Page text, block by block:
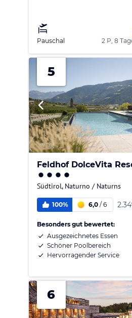
Pauschal 2 P, 8
5
Feldhof DolceVita
Südtirol, Naturno / Naturns
100% 6,0/ 6
Besonders gut bewertet:
Ausgezeichnetes Essen
Schöner Poolbereich
Hervorragender Service
6